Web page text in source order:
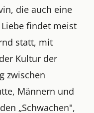
die auch eine
findet meist
statt, mit
Kultur der
zwischen
Männern und
„Schwachen",